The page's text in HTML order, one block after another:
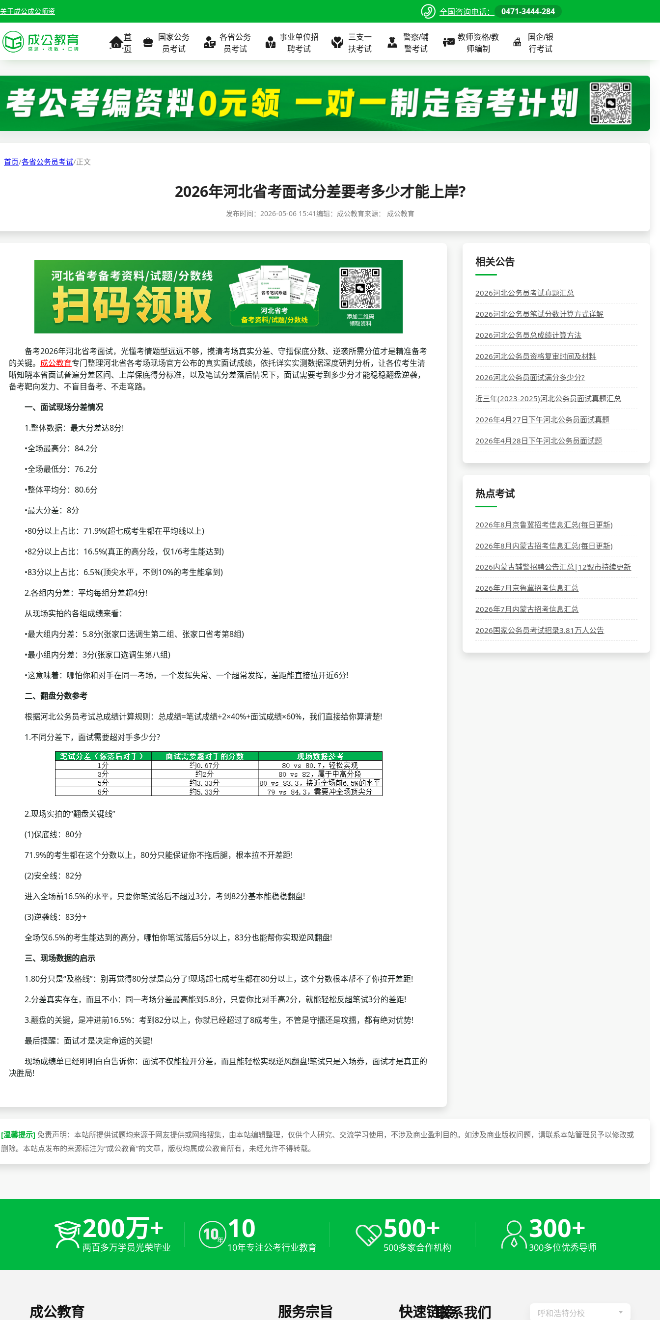
关于成公成公师资 全国咨询电话： 0471-3444-284
首
页
国家公务
员考试
考试公告
职位表
成绩查询
分数线
资格复审
历年真题
公务员课程
各省公务
员考试
考试公告
职位表
分数线
历年真题
全国
北京
内蒙古
公务员课程
事业单位招
聘考试
考试公告
职位表
准考证打印
考试政策
分数线
历年真题
全国
北京
内蒙古
事业单位课程
三支一
扶考试
考试公告
职位表
成绩查询
分数线
全国
北京
内蒙古
三支一扶课程
警察/辅
警考试
考试公告
职位表
面试补录
历年真题
全国
北京
内蒙古
警察/辅警课程
教师资格/教
师编制
考试公告
职位表
面试补录
历年真题
全国
北京
内蒙古
教师/资格课程
国企/银
行考试
考试公告
职位表
面试补录
历年真题
全国
北京
内蒙古
国企/银行课程
首页/各省公务员考试/正文
2026年河北省考面试分差要考多少才能上岸?
发布时间： 2026-05-06 15:41编辑：成公教育来源： 成公教育
备考2026年河北省考面试，光懂考情题型远远不够，摸清考场真实分差、守擂保底分数、逆袭所需分值才是精准备考
的关键。 成公教育专门整理河北省各考场现场官方公布的真实面试成绩，依托详实实测数据深度研判分析，让各位考生清
晰知晓本省面试普遍分差区间、上岸保底得分标准，以及笔试分差落后情况下，面试需要考到多少分才能稳稳翻盘逆袭，
备考靶向发力、不盲目备考、不走弯路。
一、面试现场分差情况
1.整体数据：最大分差达8分!
•全场最高分：84.2分
•全场最低分：76.2分
•整体平均分：80.6分
•最大分差：8分
•80分以上占比：71.9%(超七成考生都在平均线以上)
•82分以上占比：16.5%(真正的高分段，仅1/6考生能达到)
•83分以上占比：6.5%(顶尖水平，不到10%的考生能拿到)
2.各组内分差：平均每组分差超4分!
从现场实拍的各组成绩来看：
•最大组内分差：5.8分(张家口选调生第二组、张家口省考第8组)
•最小组内分差：3分(张家口选调生第八组)
•这意味着：哪怕你和对手在同一考场，一个发挥失常、一个超常发挥，差距能直接拉开近6分!
二、翻盘分数参考
根据河北公务员考试总成绩计算规则：总成绩=笔试成绩÷2×40%+面试成绩×60%，我们直接给你算清楚!
1.不同分差下，面试需要超对手多少分?
2.现场实拍的“翻盘关键线”
(1)保底线：80分
71.9%的考生都在这个分数以上，80分只能保证你不拖后腿，根本拉不开差距!
(2)安全线：82分
进入全场前16.5%的水平，只要你笔试落后不超过3分，考到82分基本能稳稳翻盘!
(3)逆袭线：83分+
全场仅6.5%的考生能达到的高分，哪怕你笔试落后5分以上，83分也能帮你实现逆风翻盘!
三、现场数据的启示
1.80分只是“及格线”：别再觉得80分就是高分了!现场超七成考生都在80分以上，这个分数根本帮不了你拉开差距!
2.分差真实存在，而且不小：同一考场分差最高能到5.8分，只要你比对手高2分，就能轻松反超笔试3分的差距!
3.翻盘的关键，是冲进前16.5%：考到82分以上，你就已经超过了8成考生，不管是守擂还是攻擂，都有绝对优势!
最后提醒：面试才是决定命运的关键!
现场成绩单已经明明白白告诉你：面试不仅能拉开分差，而且能轻松实现逆风翻盘!笔试只是入场券，面试才是真正的
决胜局!
相关公告
2026河北公务员考试真题汇总
2026河北公务员笔试分数计算方式详解
2026河北公务员总成绩计算方法
2026河北公务员资格复审时间及材料
2026河北公务员面试满分多少分?
近三年(2023-2025)河北公务员面试真题汇总
2026年4月27日下午河北公务员面试真题
2026年4月28日下午河北公务员面试题
热点考试
2026年8月京鲁冀招考信息汇总(每日更新)
2026年8月内蒙古招考信息汇总(每日更新)
2026内蒙古辅警招聘公告汇总|12盟市持续更新
2026年7月京鲁冀招考信息汇总
2026年7月内蒙古招考信息汇总
2026国家公务员考试招录3.81万人公告
[温馨提示] 免责声明：本站所提供试题均来源于网友提供或网络搜集，由本站编辑整理，仅供个人研究、交流学习使用，不涉及商业盈利目的。如涉及商业版权问题，请联系本站管理员予以修改或
删除。本站点发布的来源标注为“成公教育”的文章，版权均属成公教育所有，未经允许不得转载。
200万+
两百多万学员光荣毕业
10
10年专注公考行业教育
500+
500多家合作机构
300+
300多位优秀导师
成公教育 服务宗旨 快速链接联系我们 呼和浩特分校